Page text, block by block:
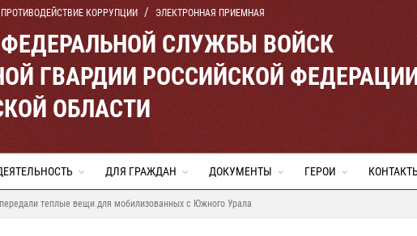
ПРОТИВОДЕЙСТВИЕ КОРРУПЦИИ ЭЛЕКТРОННАЯ ПРИЕМНАЯ
СЛУЖБЫ ВОЙСК
ГВАРДИИ РОССИЙСКОЙ
ОБЛАСТИ
ДЛЯ ГРАЖДАН ДОКУМЕНТЫ ГЕРОИ
теплые вещи для мобилизованных с Южного Урала